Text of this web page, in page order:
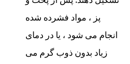
پز ، مواد فشرده شده
انجام می شود ، یا در دمای
زیاد بدون ذوب گرم می